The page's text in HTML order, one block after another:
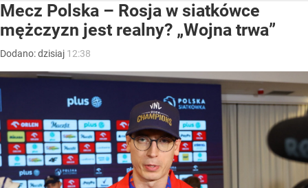
Mecz Polska – Rosja w siatkówce
mężczyzn jest realny? „Wojna trwa”
Dodano:dzisiaj 12:38